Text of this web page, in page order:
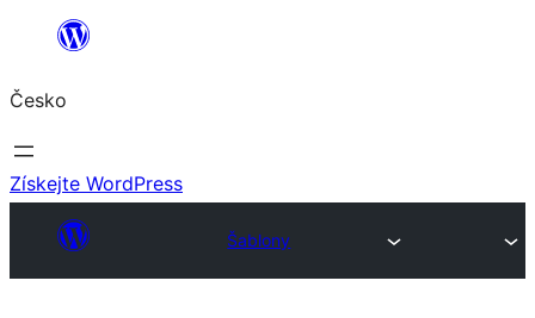
Přeskočit
obsah
Česko
Získejte WordPress
Šablony